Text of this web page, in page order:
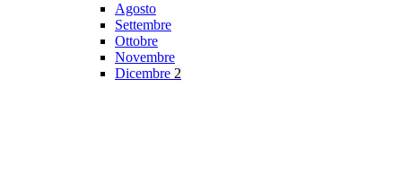
Agosto
Settembre
Ottobre
Novembre
Dicembre 2